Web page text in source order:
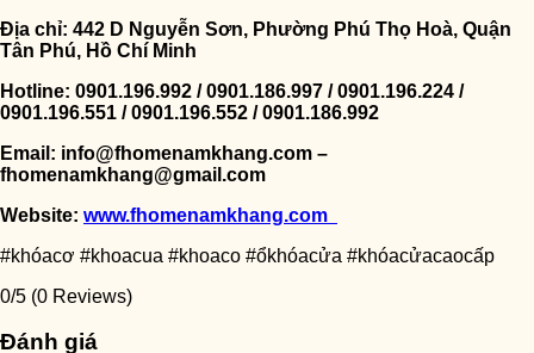
Địa chỉ: 442 D Nguyễn Sơn, Phường Phú Thọ Hoà, Quận
Tân Phú, Hồ Chí Minh
Hotline: 0901.196.992 / 0901.186.997 / 0901.196.224 /
0901.196.551 / 0901.196.552 / 0901.186.992
Email: info@fhomenamkhang.com –
fhomenamkhang@gmail.com
Website: www.fhomenamkhang.com
#khóacơ #khoacua #khoaco #ổkhóacửa #khóacửacaocấp
0/5 (0 Reviews)
Đánh giá